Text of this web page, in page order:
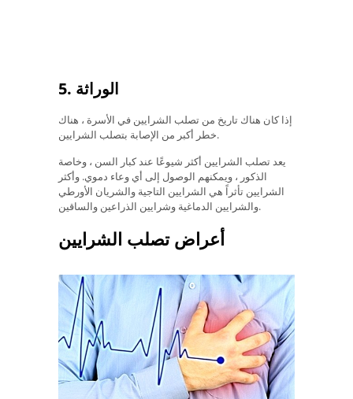
5. الوراثة
إذا كان هناك تاريخ من تصلب الشرايين في الأسرة ، هناك
خطر أكبر من الإصابة بتصلب الشرايين.
يعد تصلب الشرايين أكثر شيوعًا عند كبار السن ، وخاصة
الذكور ، ويمكنهم الوصول إلى أي وعاء دموي. وأكثر
الشرايين تأثراً هي الشرايين التاجية والشريان الأورطي
والشرايين الدماغية وشرايين الذراعين والساقين.
أعراض تصلب الشرايين